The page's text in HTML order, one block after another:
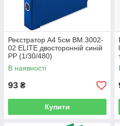
Реєстратор А4 5см BM.3002-
02 ELITE двосторонній синій
PP (1/30/480)
В наявності
93 ₴
Купити